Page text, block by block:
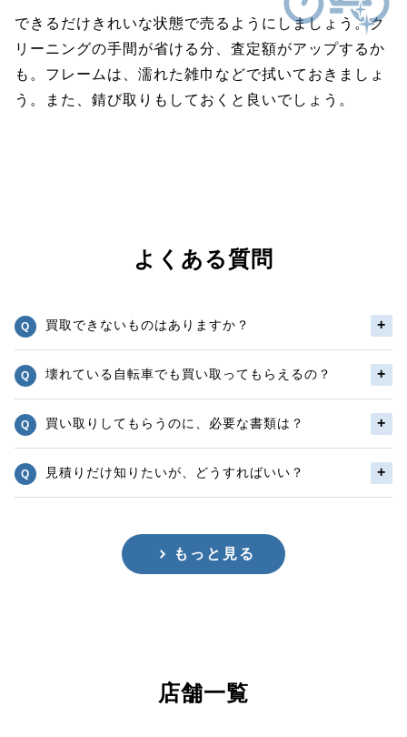
できるだけきれいな状態で売るようにしましょう。ク
リーニングの手間が省ける分、査定額がアップするか
も。フレームは、濡れた雑巾などで拭いておきましょ
う。また、錆び取りもしておくと良いでしょう。
よくある質問
買取できないものはありますか？
壊れている自転車でも買い取ってもらえるの？
買い取りしてもらうのに、必要な書類は？
見積りだけ知りたいが、どうすればいい？
もっと見る
店舗一覧